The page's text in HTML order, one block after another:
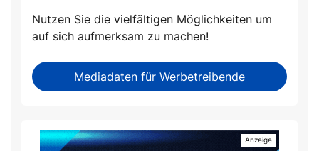
Nutzen Sie die vielfältigen Möglichkeiten um
auf sich aufmerksam zu machen!
Mediadaten für Werbetreibende